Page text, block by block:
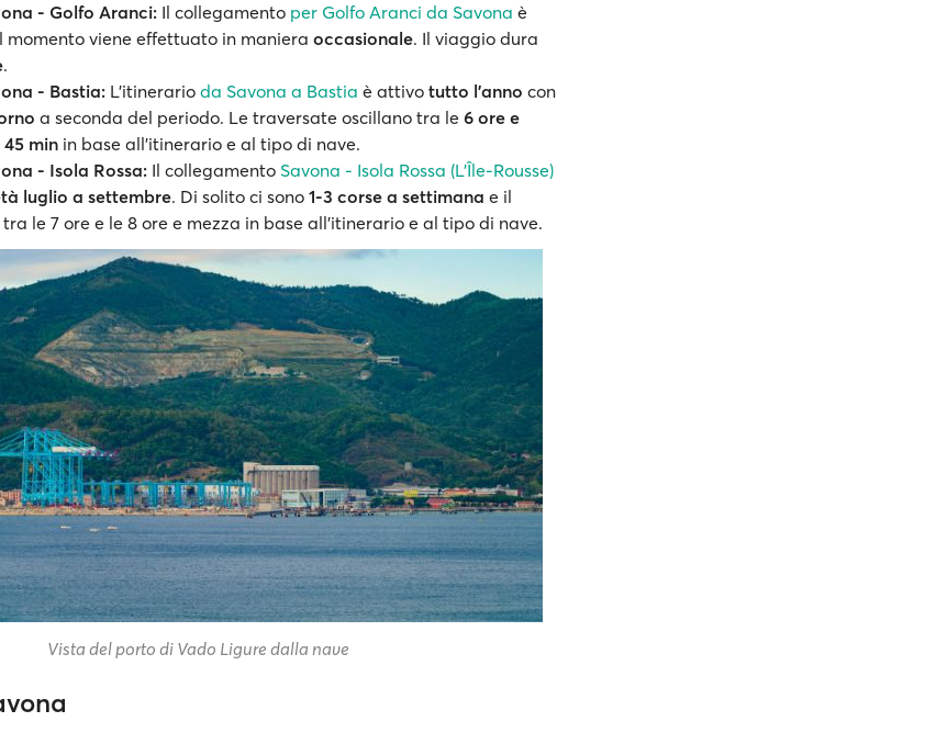
- Golfo Aranci: Il collegamento per Golfo Aranci da Savona è
momento viene effettuato in maniera occasionale. Il viaggio dura
.
- Bastia: L'itinerario da Savona a Bastia è attivo tutto l'anno con
a seconda del periodo. Le traversate oscillano tra le 6 ore e
45 min in base all’itinerario e al tipo di nave.
- Isola Rossa: Il collegamento Savona - Isola Rossa (L’Île-Rousse)
luglio a settembre. Di solito ci sono 1-3 corse a settimana e il
le 7 ore e le 8 ore e mezza in base all’itinerario e al tipo di nave.
Vista del porto di Vado Ligure dalla nave